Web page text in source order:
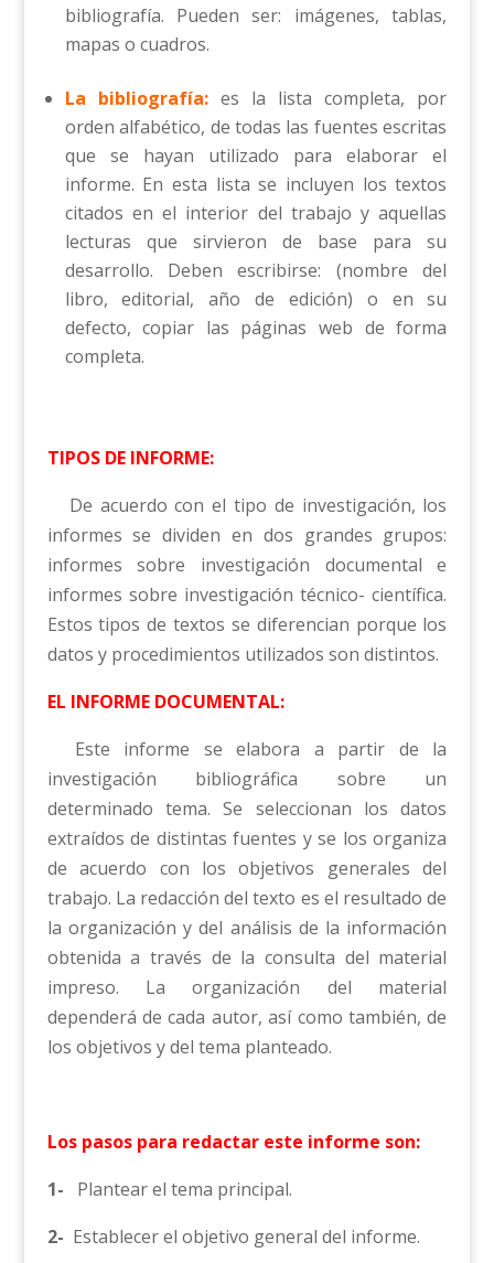
bibliografía. Pueden ser: imágenes, tablas,
mapas o cuadros.
La bibliografía:es la lista completa, por
orden alfabético, de todas las fuentes escritas
que se hayan utilizado para elaborar el
informe. En esta lista se incluyen los textos
citados en el interior del trabajo y aquellas
lecturas que sirvieron de base para su
desarrollo. Deben escribirse: (nombre del
libro, editorial, año de edición) o en su
defecto, copiar las páginas web de forma
completa.
TIPOS DE INFORME:
De acuerdo con el tipo de investigación, los
informes se dividen en dos grandes grupos:
informes sobre investigación documental e
informes sobre investigación técnico- científica.
Estos tipos de textos se diferencian porque los
datos y procedimientos utilizados son distintos.
EL INFORME DOCUMENTAL:
Este informe se elabora a partir de la
investigación bibliográfica sobre un
determinado tema. Se seleccionan los datos
extraídos de distintas fuentes y se los organiza
de acuerdo con los objetivos generales del
trabajo. La redacción del texto es el resultado de
la organización y del análisis de la información
obtenida a través de la consulta del material
impreso. La organización del material
dependerá de cada autor, así como también, de
los objetivos y del tema planteado.
Los pasos para redactar este informe son:
1-
Plantear el tema principal.
2- Establecer el objetivo general del informe.